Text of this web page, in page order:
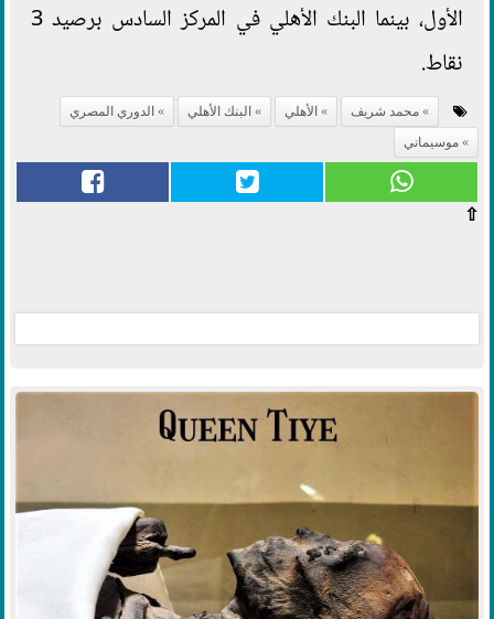
الأول، بينما البنك الأهلي في المركز السادس برصيد 3
نقاط.
محمد شريف الأهلي البنك الأهلي
الدوري المصري
موسيماني
⇧